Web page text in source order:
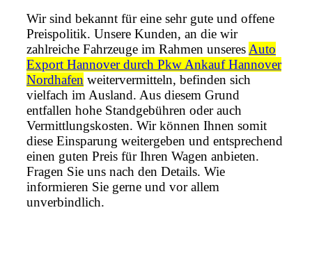
Wir sind bekannt für eine sehr gute und offene
Preispolitik. Unsere Kunden, an die wir
zahlreiche Fahrzeuge im Rahmen unseres Auto
Export Hannover durch Pkw Ankauf Hannover
Nordhafen weitervermitteln, befinden sich
vielfach im Ausland. Aus diesem Grund
entfallen hohe Standgebühren oder auch
Vermittlungskosten. Wir können Ihnen somit
diese Einsparung weitergeben und entsprechend
einen guten Preis für Ihren Wagen anbieten.
Fragen Sie uns nach den Details. Wie
informieren Sie gerne und vor allem
unverbindlich.